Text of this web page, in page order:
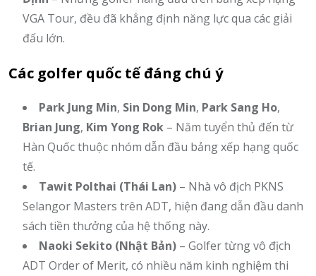
VGA Tour, đều đã khẳng định năng lực qua các giải
đấu lớn.
Các golfer quốc tế đáng chú ý
Park Jung Min, Sin Dong Min, Park Sang Ho,
Brian Jung, Kim Yong Rok – Năm tuyển thủ đến từ
Hàn Quốc thuộc nhóm dẫn đầu bảng xếp hạng quốc
tế.
Tawit Polthai (Thái Lan) – Nhà vô địch PKNS
Selangor Masters trên ADT, hiện đang dẫn đầu danh
sách tiền thưởng của hệ thống này.
Naoki Sekito (Nhật Bản) – Golfer từng vô địch
ADT Order of Merit, có nhiều năm kinh nghiệm thi